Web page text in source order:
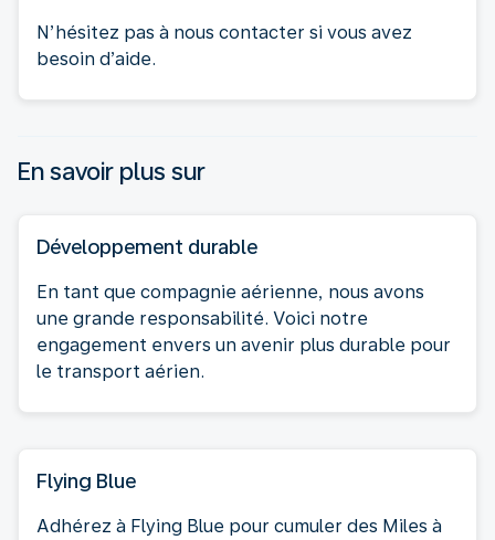
N’hésitez pas à nous contacter si vous avez
besoin d’aide.
En savoir plus sur
Développement durable
En tant que compagnie aérienne, nous avons
une grande responsabilité. Voici notre
engagement envers un avenir plus durable pour
le transport aérien.
Flying Blue
Adhérez à Flying Blue pour cumuler des Miles à